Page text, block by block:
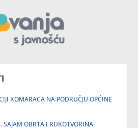
KOMARACA NA PODRUČJU OPĆINE
OBRTA I RUKOTVORINA